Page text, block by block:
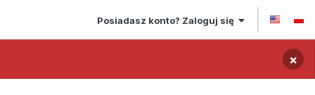
Posiadasz konto? Zaloguj się
×